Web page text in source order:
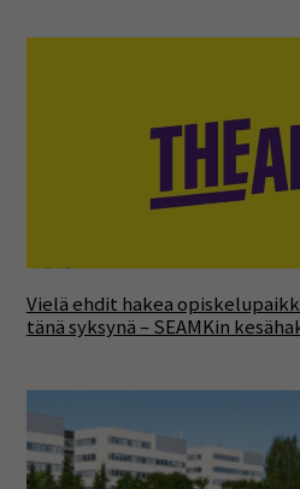
Vielä ehdit hakea
tänä syksynä – SEAMKin